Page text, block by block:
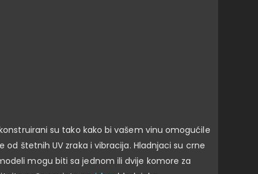
su tako kako bi vašem vinu omogućile
štetnih UV zraka i vibracija. Hladnjaci su crne
mogu biti sa jednom ili dvije komore za